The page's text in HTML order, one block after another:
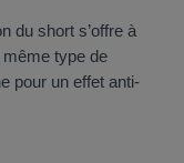
du short s’offre à
type de
pour un effet anti-